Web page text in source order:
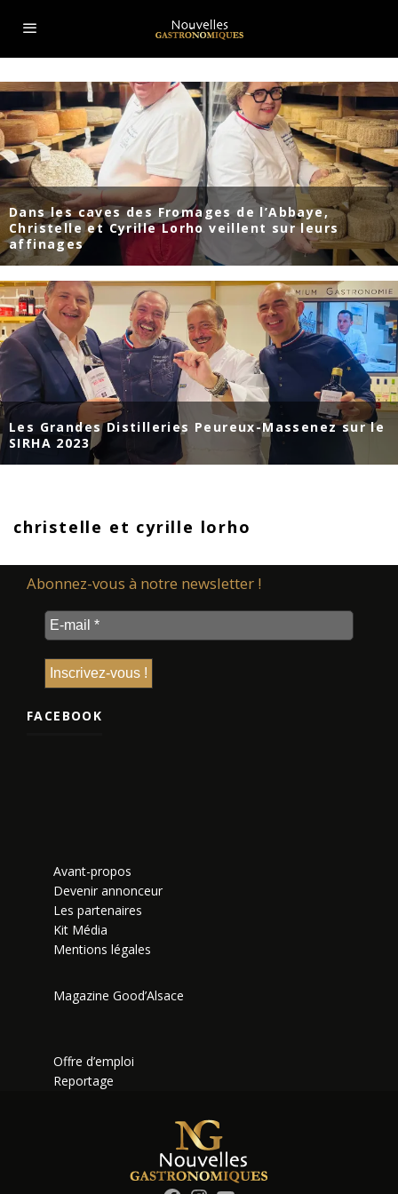
Dans les caves des Fromages de l’Abbaye,
Christelle et Cyrille Lorho veillent sur leurs
affinages
Les Grandes Distilleries Peureux-Massenez sur le
SIRHA 2023
christelle et cyrille lorho
Abonnez-vous à notre newsletter !
FACEBOOK
Avant-propos
Devenir annonceur
Les partenaires
Kit Média
Mentions légales
Magazine Good’Alsace
Offre d’emploi
Reportage
Facebook
Instagram
YouTube